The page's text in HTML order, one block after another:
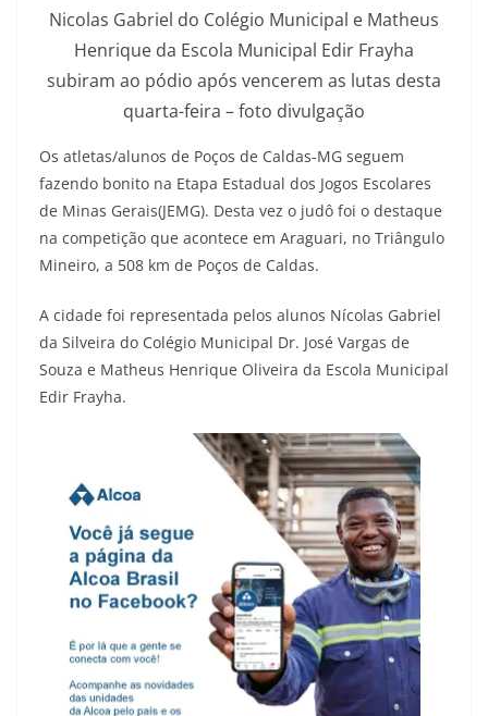
Nicolas Gabriel do Colégio Municipal e Matheus
Henrique da Escola Municipal Edir Frayha
subiram ao pódio após vencerem as lutas desta
quarta-feira – foto divulgação
Os atletas/alunos de Poços de Caldas-MG seguem
fazendo bonito na Etapa Estadual dos Jogos Escolares
de Minas Gerais(JEMG). Desta vez o judô foi o destaque
na competição que acontece em Araguari, no Triângulo
Mineiro, a 508 km de Poços de Caldas.
A cidade foi representada pelos alunos Nícolas Gabriel
da Silveira do Colégio Municipal Dr. José Vargas de
Souza e Matheus Henrique Oliveira da Escola Municipal
Edir Frayha.